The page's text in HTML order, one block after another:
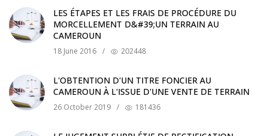
LES ÉTAPES ET LES FRAIS DE PROCÉDURE DU
MORCELLEMENT D&#39;UN TERRAIN AU
CAMEROUN
18 June 2016 / 202448
L'OBTENTION D'UN TITRE FONCIER AU
CAMEROUN À L'ISSUE D'UNE VENTE DE TERRAIN
26 October 2019 / 181436